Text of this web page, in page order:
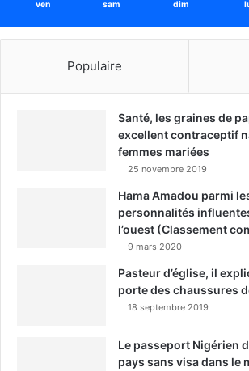
ven sam dim
Populaire
Santé, les graines de
excellent contraceptif
femmes mariées
25 novembre 2019
Hama Amadou parmi
personnalités
l’ouest (Classement
9 mars 2020
Pasteur d’église, il
porte des chaussures
18 septembre 2019
Le passeport Nigérien
pays sans visa dans le